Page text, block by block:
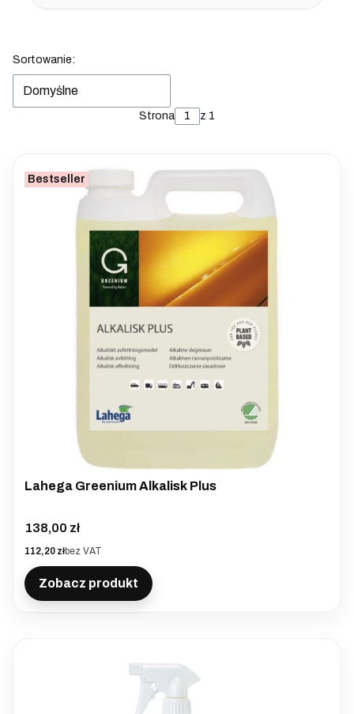
Lista produktów
Sortowanie:
Domyślne
Strona z 1
Bestseller
Lahega Greenium Alkalisk Plus
Cena
138,00 zł
Cena
112,20 złbez VAT
Zobacz produkt